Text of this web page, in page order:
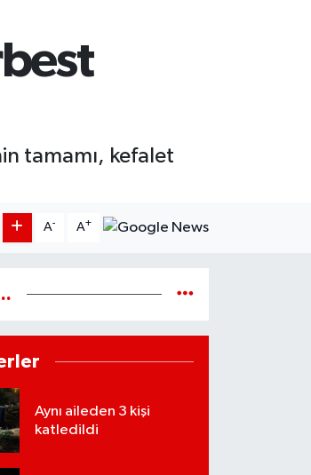
tamamı, kefalet
A- A+
Aynı aileden 3 kişi
katledildi